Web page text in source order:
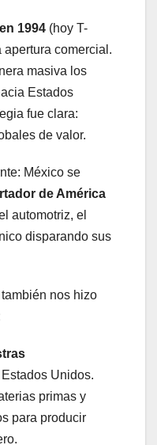
1994 (hoy T-
apertura comercial.
masiva los
Estados
fue clara:
de valor.
México se
de América
automotriz, el
disparando sus
nos hizo
Unidos.
primas y
para producir